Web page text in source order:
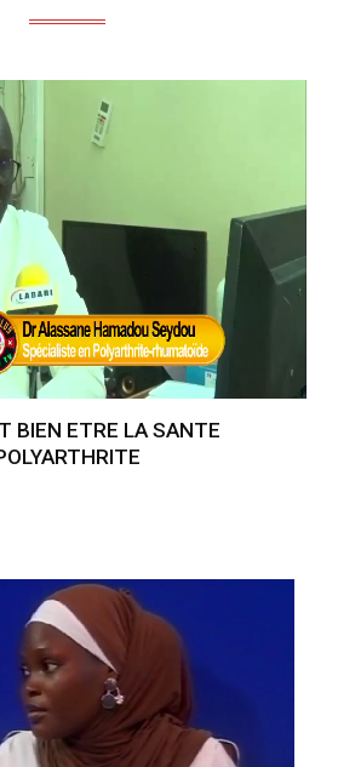
BIEN ETRE LA SANTE